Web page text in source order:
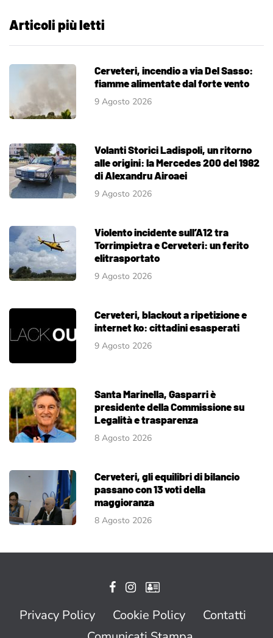
Articoli più letti
Cerveteri, incendio a via Del Sasso:
fiamme alimentate dal forte vento
9 Agosto 2026
Volanti Storici Ladispoli, un ritorno
alle origini: la Mercedes 200 del 1982
di Alexandru Airoaei
9 Agosto 2026
Violento incidente sull’A12 tra
Torrimpietra e Cerveteri: un ferito
elitrasportato
9 Agosto 2026
Cerveteri, blackout a ripetizione e
internet ko: cittadini esasperati
9 Agosto 2026
Santa Marinella, Gasparri è
presidente della Commissione su
Legalità e trasparenza
8 Agosto 2026
Cerveteri, gli equilibri di bilancio
passano con 13 voti della
maggioranza
8 Agosto 2026
Privacy Policy Cookie Policy
Contatti